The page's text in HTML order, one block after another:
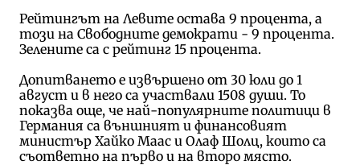
Рейтингът на Левите остава 9 процента, а
този на Свободните демократи - 9 процента.
Зелените са с рейтинг 15 процента.
Допитването е извършено от 30 юли до 1
август и в него са участвали 1508 души. То
показва още, че най-популярните политици в
Германия са външният и финансовият
министър Хайко Маас и Олаф Шолц, които са
съответно на първо и на второ място.